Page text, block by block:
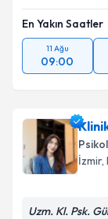
En Yakın Saatler
11 Ağu
09:00
İzmir,
Uzm. Kl. Psk.